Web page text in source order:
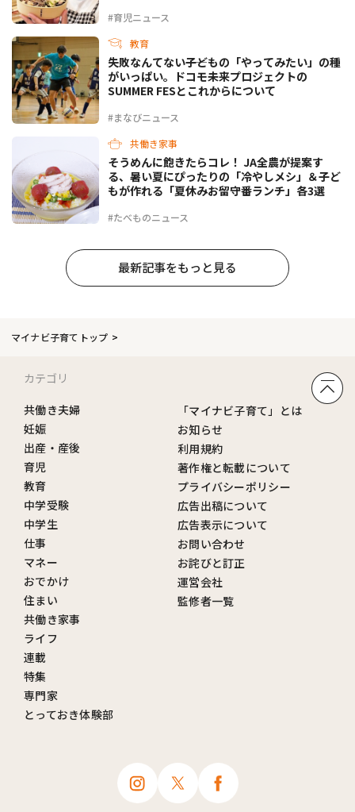
#育児ニュース
教育
#まなびニュース
失敗なんてない――子どもの「やってみたい」の種
がいっぱい。ドコモ未来プロジェクトの
SUMMER FESとこれからについて
共働き家事
#たべものニュース
そうめんに飽きたらコレ！ JA全農が提案す
る、暑い夏にぴったりの「冷やしメシ」＆子ど
もが作れる「夏休みお留守番ランチ」各3選
最新記事をもっと見る
マイナビ子育てトップ
カテゴリ
共働き夫婦
妊娠
出産・産後
育児
教育
中学受験
中学生
仕事
マネー
おでかけ
住まい
共働き家事
ライフ
連載
特集
専門家
とっておき体験部
「マイナビ子育て」とは
お知らせ
利用規約
著作権と転載について
プライバシーポリシー
広告出稿について
広告表示について
お問い合わせ
お詫びと訂正
運営会社
監修者一覧